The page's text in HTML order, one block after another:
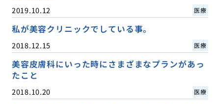
2019.10.12 医療
私が美容クリニックでしている事。
2018.12.15 医療
美容皮膚科にいった時にさまざまなプランがあっ
たこと
2018.10.20 医療